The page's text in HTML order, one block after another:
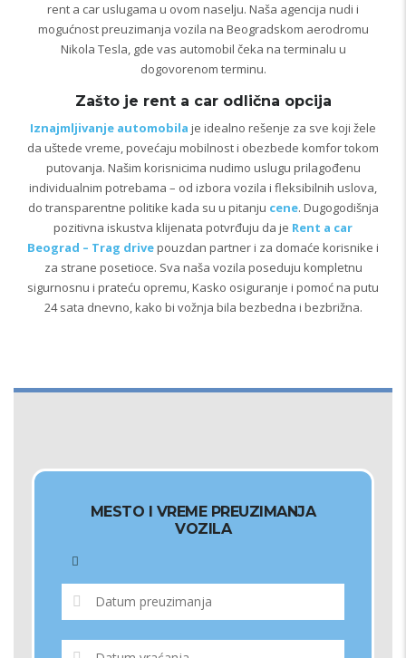
rent a car uslugama u ovom naselju. Naša agencija nudi i
mogućnost preuzimanja vozila na Beogradskom aerodromu
Nikola Tesla, gde vas automobil čeka na terminalu u
dogovorenom terminu.
Zašto je rent a car odlična opcija
Iznajmljivanje automobila je idealno rešenje za sve koji žele
da uštede vreme, povećaju mobilnost i obezbede komfor tokom
putovanja. Našim korisnicima nudimo uslugu prilagođenu
individualnim potrebama – od izbora vozila i fleksibilnih uslova,
do transparentne politike kada su u pitanju cene. Dugogodišnja
pozitivna iskustva klijenata potvrđuju da je Rent a car
Beograd – Trag drivepouzdan partner i za domaće korisnike i
za strane posetioce. Sva naša vozila poseduju kompletnu
sigurnosnu i prateću opremu, Kasko osiguranje i pomoć na putu
24 sata dnevno, kako bi vožnja bila bezbedna i bezbrižna.
MESTO I VREME PREUZIMANJA
VOZILA